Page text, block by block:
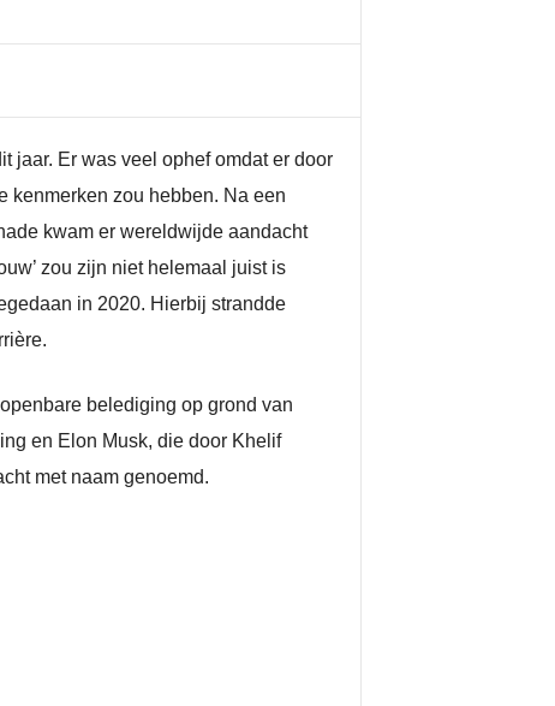
jaar. Er was veel ophef omdat er door
kenmerken zou hebben. Na een
kwam er wereldwijde aandacht
zou zijn niet helemaal juist is
in 2020. Hierbij strandde
belediging op grond van
en Elon Musk, die door Khelif
met naam genoemd.